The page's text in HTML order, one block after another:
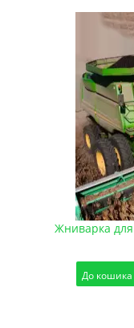
Жниварка
До кошика